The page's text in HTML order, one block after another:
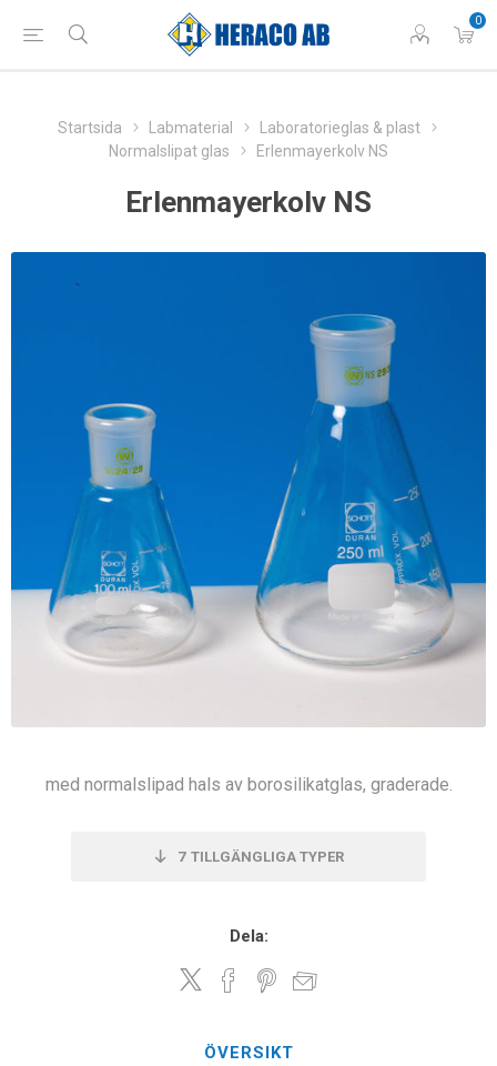
0
Startsida Labmaterial
Laboratorieglas & plast
Normalslipat glas
Erlenmayerkolv NS
Erlenmayerkolv NS
med normalslipad hals av borosilikatglas, graderade.
7 TILLGÄNGLIGA TYPER
Dela:
ÖVERSIKT